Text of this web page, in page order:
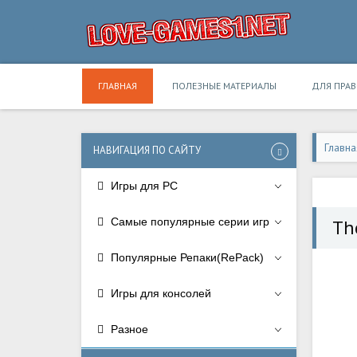
ГЛАВНАЯ ПОЛЕЗНЫЕ МАТЕРИАЛЫ ДЛЯ
НАВИГАЦИЯ ПО САЙТУ
Игры для PC
Самые популярные серии игр
Популярные Репаки(RePack)
Игры для консолей
Разное